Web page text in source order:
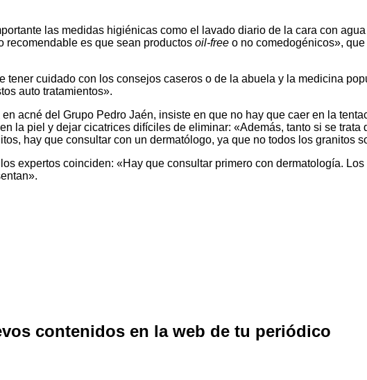
las medidas higiénicas como el lavado diario de la cara con
recomendable es que sean productos oil-free o no comedogénicos»,
tener cuidado con los consejos caseros o de la abuela y la medicina
auto tratamientos».
acné del Grupo Pedro Jaén, insiste en que no hay que caer en la
la piel y dejar cicatrices difíciles de eliminar: «Además, tanto si se
hay que consultar con un dermatólogo, ya que no todos los granitos
expertos coinciden: «Hay que consultar primero con dermatología.
contenidos en la web de tu periódico